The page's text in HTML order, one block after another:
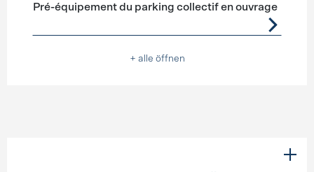
Pré-équipement du parking collectif en ouvrage
+ alle öffnen